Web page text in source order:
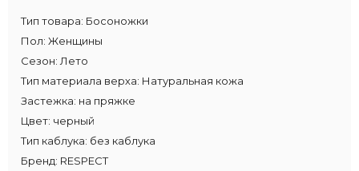
Тип товара: Босоножки
Пол: Женщины
Сезон: Лето
Тип материала верха: Натуральная кожа
Застежка: на пряжке
Цвет: черный
Тип каблука: без каблука
Бренд: RESPECT